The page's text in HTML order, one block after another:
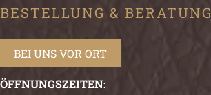
BESTELLUNG & BERATUNG
BEI UNS VOR ORT
ÖFFNUNGSZEITEN: